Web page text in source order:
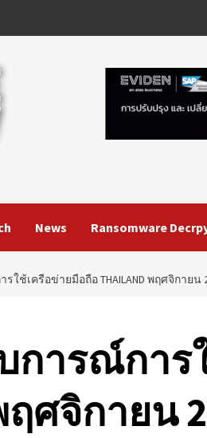
News Ransomware
ใช้เครือข่ายมือถือ THAILAND พฤศจิกายน
การณ์การ
ศจิกายน